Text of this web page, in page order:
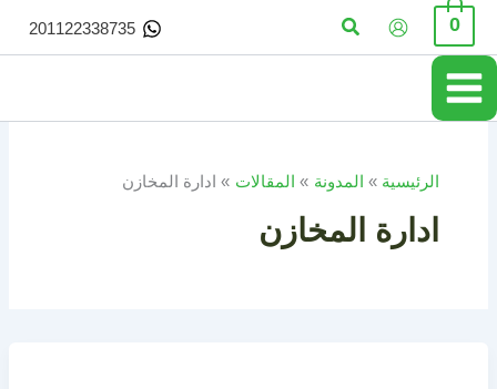
تخطي
المحتوى
0 البحث 201122338735
الرئيسية المدونة المقالات ادارة المخازن
ادارة المخازن